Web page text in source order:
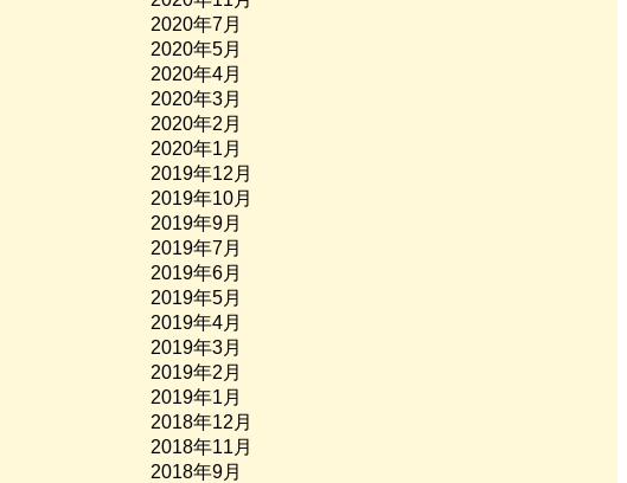
2020年7月
2020年5月
2020年4月
2020年3月
2020年2月
2020年1月
2019年12月
2019年10月
2019年9月
2019年7月
2019年6月
2019年5月
2019年4月
2019年3月
2019年2月
2019年1月
2018年12月
2018年11月
2018年9月